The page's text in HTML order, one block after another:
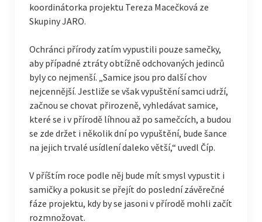
koordinátorka projektu Tereza Macečková ze
Skupiny JARO.
Ochránci přírody zatím vypustili pouze samečky,
aby případné ztráty obtížně odchovaných jedinců
byly co nejmenší. „Samice jsou pro další chov
nejcennější. Jestliže se však vypuštění samci udrží,
začnou se chovat přirozeně, vyhledávat samice,
které se i v přírodě líhnou až po samečcích, a budou
se zde držet i několik dní po vypuštění, bude šance
na jejich trvalé usídlení daleko větší,“ uvedl Číp.
V příštím roce podle něj bude mít smysl vypustit i
samičky a pokusit se přejít do poslední závěrečné
fáze projektu, kdy by se jasoni v přírodě mohli začít
rozmnožovat.